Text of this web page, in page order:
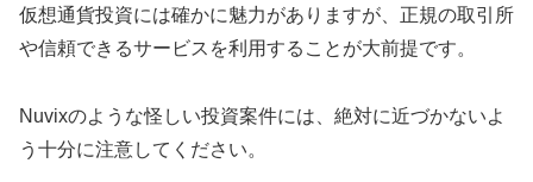
仮想通貨投資には確かに魅力がありますが、正規の取引所
や信頼できるサービスを利用することが大前提です。
Nuvixのような怪しい投資案件には、絶対に近づかないよ
う十分に注意してください。